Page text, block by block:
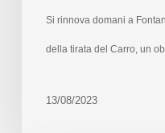
Si rinnova domani a
della tirata del Carro, un
13/08/2023